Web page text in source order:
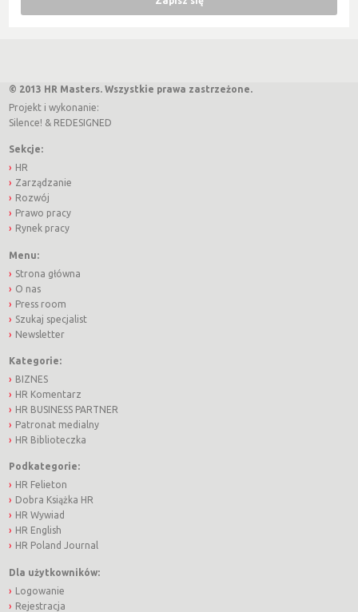
© 2013 HR Masters. Wszystkie prawa zastrzeżone.
Projekt i wykonanie:
Silence! & REDESIGNED
Sekcje:
HR
Zarządzanie
Rozwój
Prawo pracy
Rynek pracy
Menu:
Strona główna
O nas
Press room
Szukaj specjalist
Newsletter
Kategorie:
BIZNES
HR Komentarz
HR BUSINESS PARTNER
Patronat medialny
HR Biblioteczka
Podkategorie:
HR Felieton
Dobra Książka HR
HR Wywiad
HR English
HR Poland Journal
Dla użytkowników:
Logowanie
Rejestracja